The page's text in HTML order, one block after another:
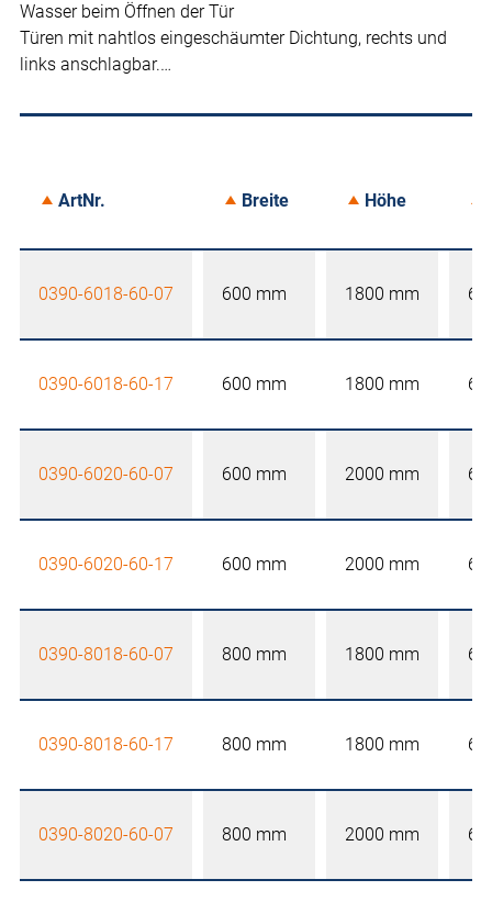
Wasser beim Öffnen der Tür
Türen mit nahtlos eingeschäumter Dichtung, rechts und
links anschlagbar.…
ArtNr. Breite Höhe
0390-6018-60-07 600 mm 1800 mm
0390-6018-60-17 600 mm 1800 mm
0390-6020-60-07 600 mm 2000 mm
0390-6020-60-17 600 mm 2000 mm
0390-8018-60-07 800 mm 1800 mm
0390-8018-60-17 800 mm 1800 mm
0390-8020-60-07 800 mm 2000 mm